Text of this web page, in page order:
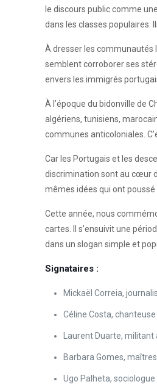
le discours public comme
dans les classes populaires.
À dresser les communautés
semblent corroborer ses
envers les immigrés
À l’époque du bidonville de
algériens, tunisiens,
communes anticoloniales.
Car les Portugais et les
discrimination sont au cœur
mêmes idées qui ont poussé
Cette année, nous
cartes. Il s’ensuivit une
dans un slogan simple et
Signataires :
Mickaël Correia,
Céline Costa, chanteuse
Laurent Duarte,
Barbara Gomes,
Ugo Palheta, sociologue